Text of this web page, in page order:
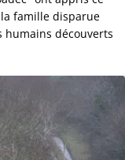
famille disparue
humains découverts